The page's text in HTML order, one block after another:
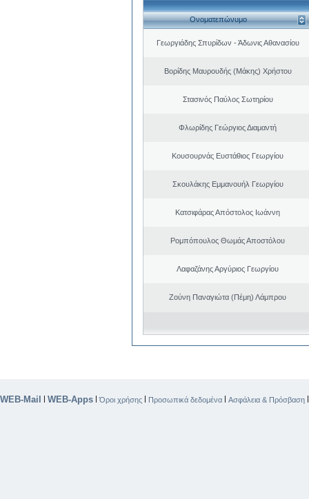
Ονοματεπώνυμο
Γεωργιάδης Σπυρίδων - Άδωνις Αθανασίου
Βορίδης Μαυρουδής (Μάκης) Χρήστου
Στασινός Παύλος Σωτηρίου
Φλωρίδης Γεώργιος Διαμαντή
Κουσουρνάς Ευστάθιος Γεωργίου
Σκουλάκης Εμμανουήλ Γεωργίου
Κατσιφάρας Απόστολος Ιωάννη
Ρομπόπουλος Θωμάς Αποστόλου
Λαφαζάνης Αργύριος Γεωργίου
Ζούνη Παναγιώτα (Πέμη) Λάμπρου
WEB-Mail | WEB-Apps |Όροι χρήσης | Προσωπικά δεδομένα | Ασφάλεια & Πρόσβαση